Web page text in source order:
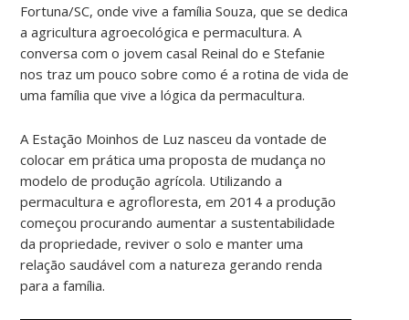
Fortuna/SC, onde vive a família Souza, que se dedica
a agricultura agroecológica e permacultura. A
conversa com o jovem casal Reinal do e Stefanie
nos traz um pouco sobre como é a rotina de vida de
uma família que vive a lógica da permacultura.
A Estação Moinhos de Luz nasceu da vontade de
colocar em prática uma proposta de mudança no
modelo de produção agrícola. Utilizando a
permacultura e agrofloresta, em 2014 a produção
começou procurando aumentar a sustentabilidade
da propriedade, reviver o solo e manter uma
relação saudável com a natureza gerando renda
para a família.